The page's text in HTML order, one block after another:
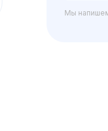
Мы